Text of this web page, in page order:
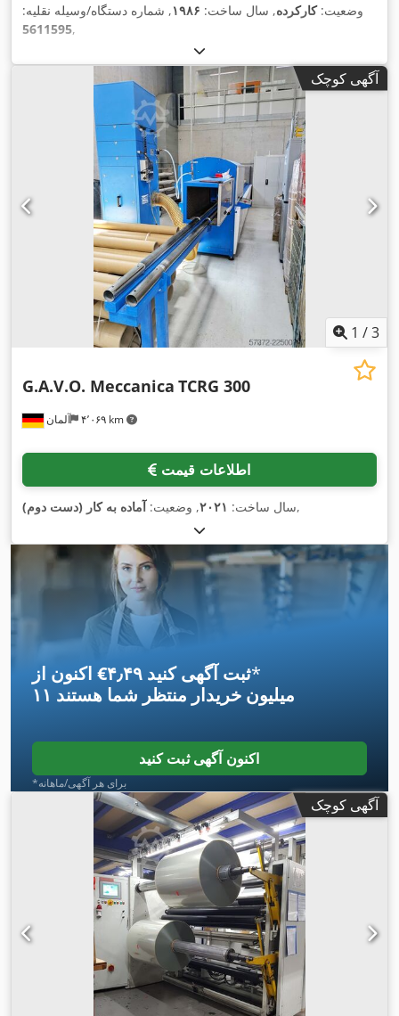
وضعیت:کارکرده, سال ساخت: ۱۹۸۶, شماره دستگاه/وسیله نقلیه:
5611595,
آگهی کوچک
1 /3
آلمان ۴٬۰۶۹ km
G.A.V.O. Meccanica TCRG 300
اطلاعات قیمت
سال ساخت: ۲۰۲۱, وضعیت:آماده به کار (دست دوم) ,
اکنون از ‎€۴٫۴۹ ثبت آگهی کنید*
۱۱ میلیون خریدار منتظر شما هستند
اکنون آگهی ثبت کنید
*برای هر آگهی/ماهانه
آگهی کوچک